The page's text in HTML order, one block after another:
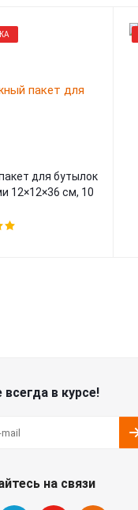
12×12×36 см, 10
всегда в курсе!
на связи